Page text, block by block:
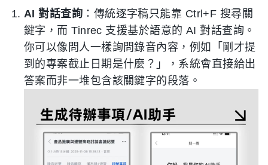
AI 對話查詢 ：傳統逐字稿只能靠 Ctrl+F 搜尋關
鍵字，而 Tinrec 支援基於語意的 AI 對話查詢。
你可以像問人一樣詢問錄音內容，例如「剛才提
到的專案截止日期是什麼？」，系統會直接給出
答案而非一堆包含該關鍵字的段落。